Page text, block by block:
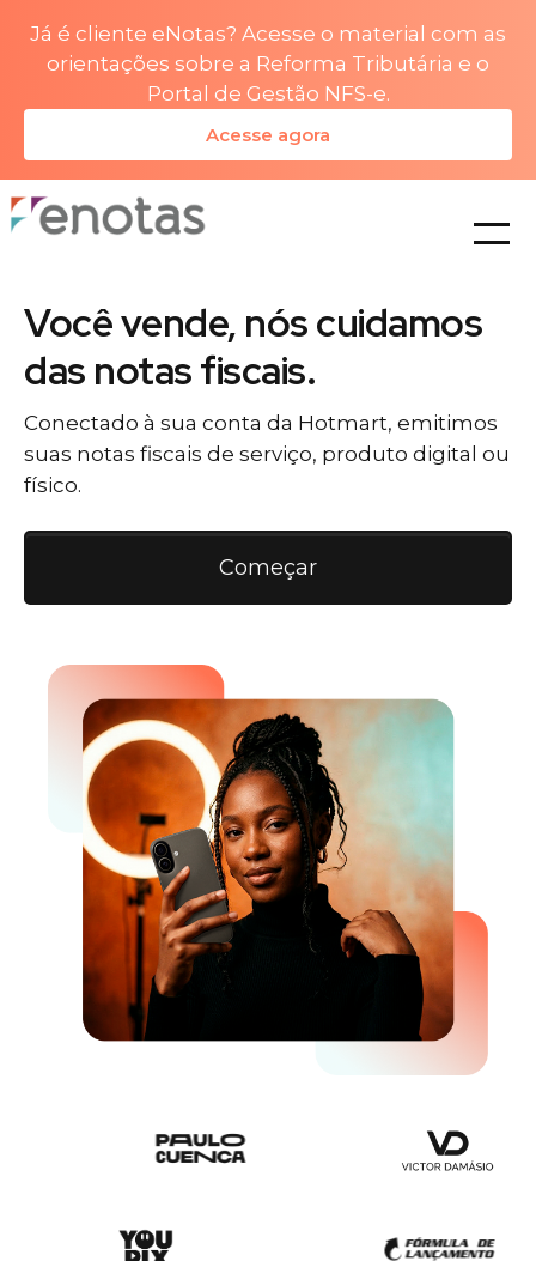
Já é cliente eNotas? Acesse o material com as
orientações sobre a Reforma Tributária e o
Portal de Gestão NFS-e.
Acesse agora
planos
Você vende, nós cuidamos
das notas fiscais.
Conectado à sua conta da Hotmart, emitimos
suas notas fiscais de serviço, produto digital ou
físico.
Começar